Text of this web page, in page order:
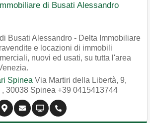
di Busati Alessandro
Busati Alessandro - Delta Immobiliare
e locazioni di immobili
nuovi ed usati, su tutta l'area
Spinea Via Martiri della Libertà, 9,
, 30038 Spinea +39 0415413744